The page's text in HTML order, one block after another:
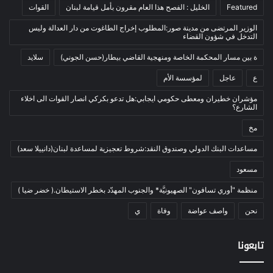
بيئة
ثقافة
(1٬228)
أدب وشعر
بروفايل
تربية وتعليم
(73)
فلسفة
فنون
كتاب
نقاش
Featured الخليل : الفصح هذا العام مقرون بأمل قيامة لبنان القوات
الوزير المرتضى من مدينة صور:المطلوب إخراج الطاغوت من دار العدالة وليس
التدخل في شؤون القضاء
ة بين مسار المحكمة الخاصة ومنهجية القاضي بيطار(حسن الجوني) سلايد
ع عاجل لمؤسسة الأم
مؤشران خطيران ومعطى حكومي ايجابي:هل تدعو بكركي انصار القوات الى اخلاء
الشارع؟
مخ
مساعدات البنك الدولي وصندوق النقد:شروط تعجيزية لمساعدة لبنان(دانييلا سعد)
مسعود
منظمة "أوري تسافون" الصهيونيَّة* والجنوب المهدّد بخطر الاستيطان.( خضر ضيا )
نحن واصف عواضة وفاة ي
تابعونا